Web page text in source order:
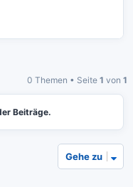
0 Themen • Seite 1 von 1
Beiträge.
Gehe zu